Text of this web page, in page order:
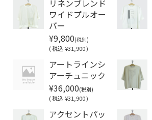
リネンブレンド
ワイドプルオー
バー
¥9,800(税別)
(税込¥31,900 )
アートラインシ
アーチュニック
¥36,000(税別)
(税込¥31,900 )
アクセントパッ